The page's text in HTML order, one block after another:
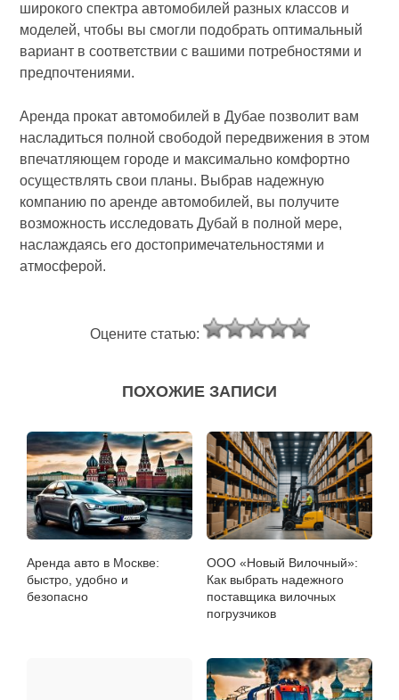
широкого спектра автомобилей разных классов и
моделей, чтобы вы смогли подобрать оптимальный
вариант в соответствии с вашими потребностями и
предпочтениями.
Аренда прокат автомобилей в Дубае позволит вам
насладиться полной свободой передвижения в этом
впечатляющем городе и максимально комфортно
осуществлять свои планы. Выбрав надежную
компанию по аренде автомобилей, вы получите
возможность исследовать Дубай в полной мере,
наслаждаясь его достопримечательностями и
атмосферой.
Оцените статью:
ПОХОЖИЕ ЗАПИСИ
Аренда авто в Москве:
быстро, удобно и
безопасно
ООО «Новый Вилочный»:
Как выбрать надежного
поставщика вилочных
погрузчиков